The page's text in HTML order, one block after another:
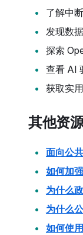
了解中
发现数
探索
查看 AI
获取实
其他资
面向公
如何加
为什么
为什么
如何使